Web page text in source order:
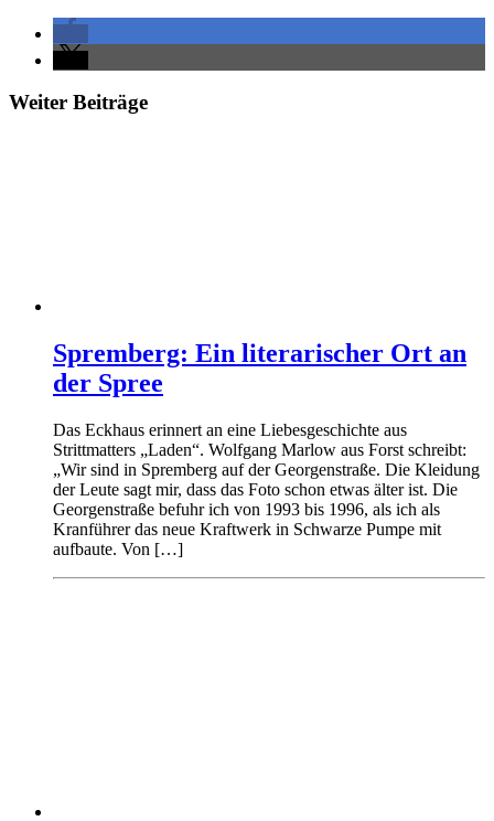
Weiter Beiträge
Spremberg: Ein literarischer Ort an
der Spree
Das Eckhaus erinnert an eine Liebesgeschichte aus
Strittmatters „Laden“. Wolfgang Marlow aus Forst schreibt:
„Wir sind in Spremberg auf der Georgenstraße. Die Kleidung
der Leute sagt mir, dass das Foto schon etwas älter ist. Die
Georgenstraße befuhr ich von 1993 bis 1996, als ich als
Kranführer das neue Kraftwerk in Schwarze Pumpe mit
aufbaute. Von […]